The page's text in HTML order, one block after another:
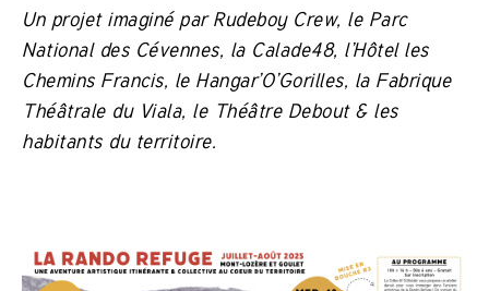
Un projet imaginé par Rudeboy Crew, le Parc
National des Cévennes, la Calade48, l’Hôtel les
Chemins Francis, le Hangar’O’Gorilles, la Fabrique
Théâtrale du Viala, le Théâtre Debout & les
habitants du territoire.